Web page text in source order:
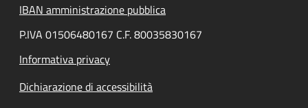
IBAN amministrazione pubblica
P.IVA 01506480167 C.F. 80035830167
Informativa privacy
Dichiarazione di accessibilità